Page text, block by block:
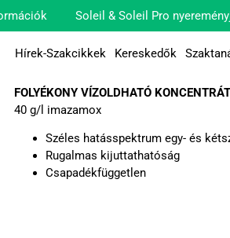
Soleil & Soleil Pro
Hírek-Szakcikkek Kereskedők
FOLYÉKONY VÍZOLDHATÓ
40 g/l imazamox
Széles hatásspektrum egy- és
Rugalmas kijuttathatóság
Csapadékfüggetlen